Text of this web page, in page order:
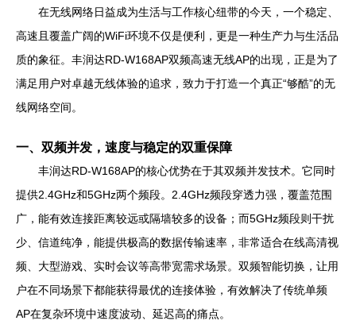
在无线网络日益成为生活与工作核心纽带的今天，一个稳定、
高速且覆盖广阔的WiFi环境不仅是便利，更是一种生产力与生活品
质的象征。丰润达RD-W168AP双频高速无线AP的出现，正是为了
满足用户对卓越无线体验的追求，致力于打造一个真正“够酷”的无
线网络空间。
一、双频并发，速度与稳定的双重保障
丰润达RD-W168AP的核心优势在于其双频并发技术。它同时
提供2.4GHz和5GHz两个频段。2.4GHz频段穿透力强，覆盖范围
广，能有效连接距离较远或隔墙较多的设备；而5GHz频段则干扰
少、信道纯净，能提供极高的数据传输速率，非常适合在线高清视
频、大型游戏、实时会议等高带宽需求场景。双频智能切换，让用
户在不同场景下都能获得最优的连接体验，有效解决了传统单频
AP在复杂环境中速度波动、延迟高的痛点。